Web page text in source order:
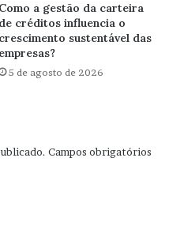
Como a gestão da carteira
de créditos influencia o
crescimento sustentável das
empresas?
5 de agosto de 2026
Campos obrigatórios